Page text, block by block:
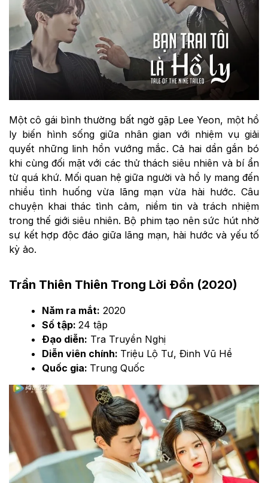
Một cô gái bình thường bất ngờ gặp Lee Yeon, một hồ
ly biến hình sống giữa nhân gian với nhiệm vụ giải
quyết những linh hồn vướng mắc. Cả hai dần gắn bó
khi cùng đối mặt với các thử thách siêu nhiên và bí ẩn
từ quá khứ. Mối quan hệ giữa người và hồ ly mang đến
nhiều tình huống vừa lãng mạn vừa hài hước. Câu
chuyện khai thác tình cảm, niềm tin và trách nhiệm
trong thế giới siêu nhiên. Bộ phim tạo nên sức hút nhờ
sự kết hợp độc đáo giữa lãng mạn, hài hước và yếu tố
kỳ ảo.
Trần Thiên Thiên Trong Lời Đồn (2020)
Năm ra mắt: 2020
Số tập: 24 tập
Đạo diễn: Tra Truyền Nghị
Diễn viên chính: Triệu Lộ Tư, Đinh Vũ Hề
Quốc gia: Trung Quốc